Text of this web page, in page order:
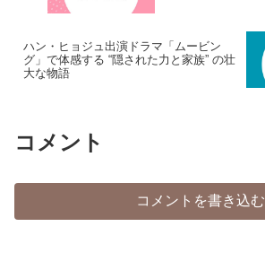
ハン・ヒョジュ出演ドラマ「ムービン
グ」で体感する “隠された力と家族” の壮
大な物語
コメント
コメントを書き込む